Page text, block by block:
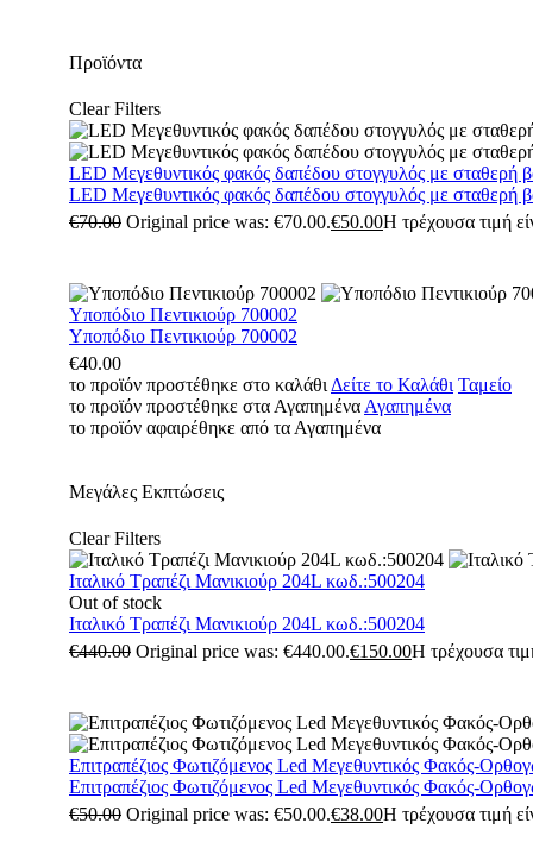
Προϊόντα
Clear Filters
LED Μεγεθυντικός φακός δαπέδου στογγυλός με σταθερή
LED Μεγεθυντικός φακός δαπέδου στογγυλός με σταθερή
€70.00 Original price was: €70.00.€50.00Η τρέχουσα τιμή
Υποπόδιο Πεντικιούρ 700002
Υποπόδιο Πεντικιούρ 700002
€40.00
το προϊόν προστέθηκε στο καλάθι Δείτε το Καλάθι Ταμείο
το προϊόν προστέθηκε στα Αγαπημένα Αγαπημένα
το προϊόν αφαιρέθηκε από τα Αγαπημένα
Μεγάλες Εκπτώσεις
Clear Filters
Ιταλικό Τραπέζι Μανικιούρ 204L κωδ.:500204
Out of stock
Ιταλικό Τραπέζι Μανικιούρ 204L κωδ.:500204
€440.00 Original price was: €440.00.€150.00Η τρέχουσα
Επιτραπέζιος Φωτιζόμενος Led Μεγεθυντικός Φακός-
Επιτραπέζιος Φωτιζόμενος Led Μεγεθυντικός Φακός-
€50.00 Original price was: €50.00.€38.00Η τρέχουσα τιμή